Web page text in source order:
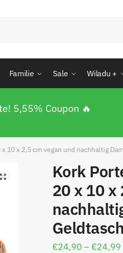
Familie Sale Wiladu +
5,55% Coupon 🔥
10 x 2,5 cm vegan und nachhaltig
🔍
Kork
20 x 10 x
€24,90 – €24,99